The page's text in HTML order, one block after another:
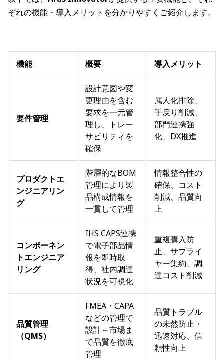
ぞれの機能・導入メリットを分かりやすくご紹介します。
機能 概要 導入メリット
要件管理
設計意図や変
更理由を含む
要求を一元管
理し、トレー
サビリティを
確保
属人化排除、
手戻り削減、
部門連携強
化、DX推進
プロダクトエ
ンジニアリン
グ
階層的なBOM
管理により製
品構成情報を
一貫して管理
情報整合性の
確保、コスト
削減、品質向
上
コンポーネン
トエンジニア
リング
IHS CAPS連携
で電子部品情
報を即時取
得、社内調達
状況を可視化
重複購入防
止、サプライ
ヤー集約、調
達コスト削減
品質管理
（QMS）
FMEA・CAPA
などの管理で
設計～市場ま
で品質を徹底
管理
品質トラブル
の未然防止・
迅速対応、信
頼性向上